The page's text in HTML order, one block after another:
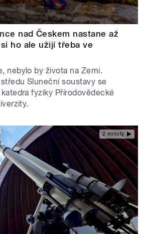
nad Českem nastane až
ho ale užijí třeba ve
nebylo by života na Zemi.
Sluneční soustavy se
fyziky Přírodovědecké
2 minuty